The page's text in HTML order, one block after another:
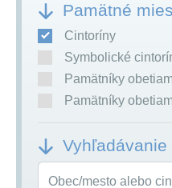
Pamätné
Cintoríny
Symbolické
Pamätníky
Pamätníky
Vyhľadávanie
Obec/mesto alebo